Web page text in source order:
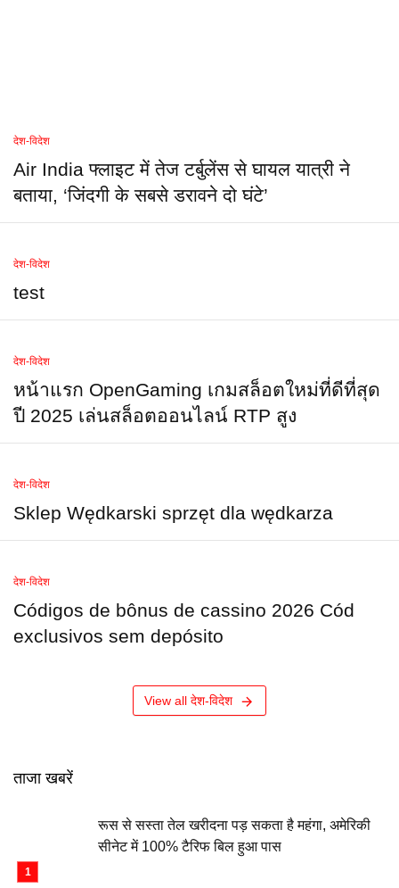
देश-विदेश
Air India फ्लाइट में तेज टर्बुलेंस से घायल यात्री ने
बताया, ‘जिंदगी के सबसे डरावने दो घंटे’
देश-विदेश
test
देश-विदेश
หน้าแรก OpenGaming เกมสล็อตใหม่ที่ดีที่สุด
ปี 2025 เล่นสล็อตออนไลน์ RTP สูง
देश-विदेश
Sklep Wędkarski sprzęt dla wędkarza
देश-विदेश
Códigos de bônus de cassino 2026 Cód
exclusivos sem depósito
View all देश-विदेश
ताजा खबरें
रूस से सस्ता तेल खरीदना पड़ सकता है महंगा, अमेरिकी
सीनेट में 100% टैरिफ बिल हुआ पास